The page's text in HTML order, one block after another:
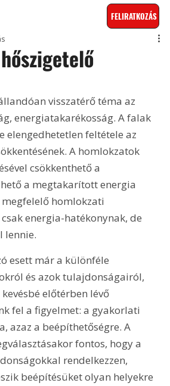
FELIRATKOZÁS
visszatérő téma az
energiatakarékosság. A falak
elengedhetetlen feltétele az
A homlokzatok
csökkenthető a
a megtakarított energia
homlokzati
energia-hatékonynak, de
lennie.
esett már a különféle
és azok tulajdonságairól,
előtérben lévő
fel a figyelmet: a gyakorlati
azaz a beépíthetőségre. A
fontos, hogy a
rendelkezzen,
beépítésüket olyan helyekre